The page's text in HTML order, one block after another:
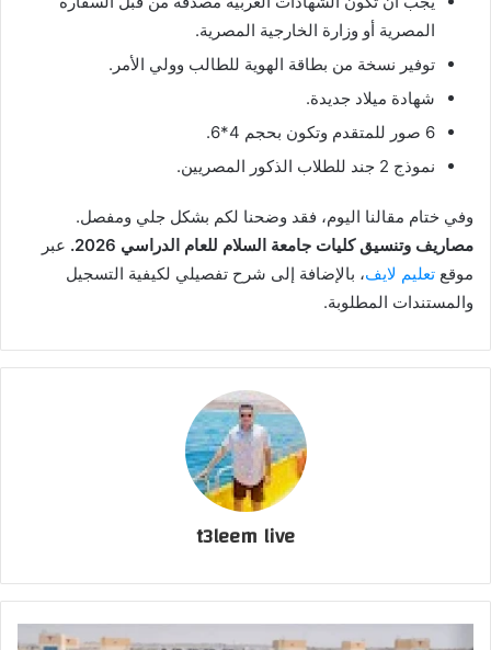
المصرية أو وزارة الخارجية المصرية.
توفير نسخة من بطاقة الهوية للطالب وولي الأمر.
شهادة ميلاد جديدة.
6 صور للمتقدم وتكون بحجم 4*6.
نموذج 2 جند للطلاب الذكور المصريين.
وفي ختام مقالنا اليوم، فقد وضحنا لكم بشكل جلي ومفصل.
مصاريف وتنسيق كليات جامعة السلام للعام الدراسي 2026.
عبر
موقع تعليم لايف، بالإضافة إلى شرح تفصيلي لكيفية التسجيل
والمستندات المطلوبة.
t3leem live